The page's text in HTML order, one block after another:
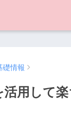
礎情報
用して